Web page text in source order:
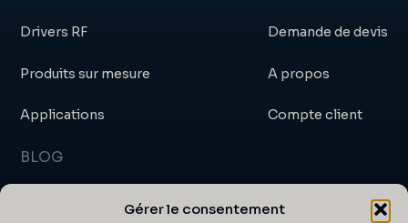
Gérer le consentement
Drivers RF
Produits sur mesure
Applications
Demande de devis
A propos
Compte client
BLOG